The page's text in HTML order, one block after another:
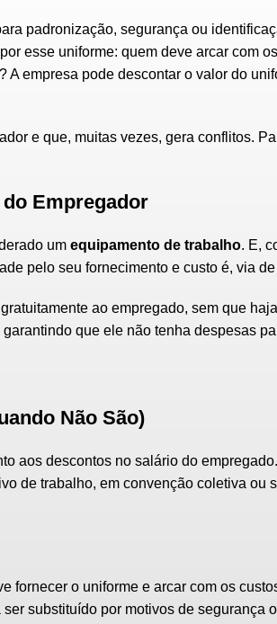
padronização, segurança ou
esse uniforme: quem deve arcar com
empresa pode descontar o valor do
e que, muitas vezes, gera conflitos.
Empregador
um equipamento de trabalho. E,
pelo seu fornecimento e custo é, via
ao empregado, sem que
que ele não tenha despesas
Não São)
aos descontos no salário do
de trabalho, em convenção coletiva ou
fornecer o uniforme e arcar com os
substituído por motivos de segurança